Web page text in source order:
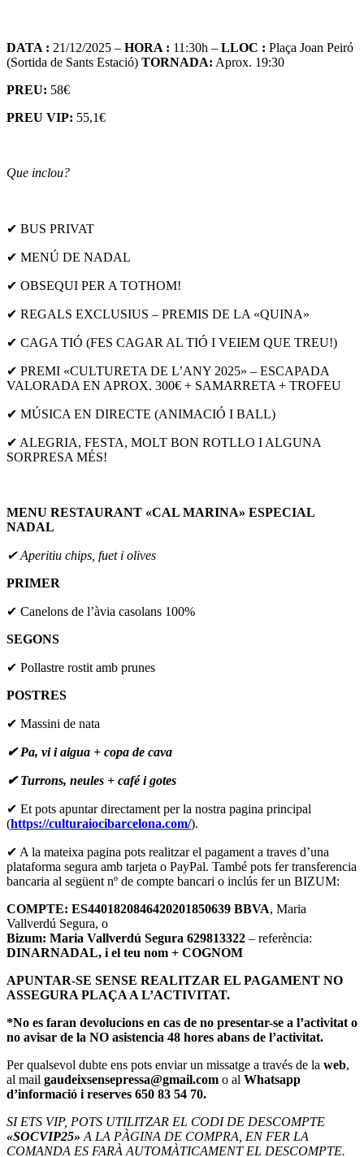
DATA : 21/12/2025 – HORA : 11:30h – LLOC : Plaça Joan Peiró
(Sortida de Sants Estació) TORNADA: Aprox. 19:30
PREU: 58€
PREU VIP: 55,1€
Que inclou?
✔ BUS PRIVAT
✔ MENÚ DE NADAL
✔ OBSEQUI PER A TOTHOM!
✔ REGALS EXCLUSIUS – PREMIS DE LA «QUINA»
✔ CAGA TIÓ (FES CAGAR AL TIÓ I VEIEM QUE TREU!)
✔ PREMI «CULTURETA DE L’ANY 2025» – ESCAPADA
VALORADA EN APROX. 300€ + SAMARRETA + TROFEU
✔ MÚSICA EN DIRECTE (ANIMACIÓ I BALL)
✔ ALEGRIA, FESTA, MOLT BON ROTLLO I ALGUNA
SORPRESA MÉS!
MENU RESTAURANT «CAL MARINA» ESPECIAL
NADAL
✔ Aperitiu chips, fuet i olives
PRIMER
✔ Canelons de l’àvia casolans 100%
SEGONS
✔ Pollastre rostit amb prunes
POSTRES
✔ Massini de nata
✔ Pa, vi i aigua + copa de cava
✔ Turrons, neules + café i gotes
✔ Et pots apuntar directament per la nostra pagina principal
(https://culturaiocibarcelona.com/).
✔ A la mateixa pagina pots realitzar el pagament a traves d’una
plataforma segura amb tarjeta o PayPal. També pots fer transferencia
bancaria al següent nº de compte bancari o inclús fer un BIZUM:
COMPTE: ES4401820846420201850639 BBVA, Maria
Vallverdú Segura, o
Bizum: Maria Vallverdú Segura 629813322 – referència:
DINARNADAL, i el teu nom + COGNOM
APUNTAR-SE SENSE REALITZAR EL PAGAMENT NO
ASSEGURA PLAÇA A L’ACTIVITAT.
*No es faran devolucions en cas de no presentar-se a l’activitat o
no avisar de la NO asistencia 48 hores abans de l’activitat.
Per qualsevol dubte ens pots enviar un missatge a través de la web,
al mail gaudeixsensepressa@gmail.com o al Whatsapp
d’informació i reserves 650 83 54 70.
SI ETS VIP, POTS UTILITZAR EL CODI DE DESCOMPTE
«SOCVIP25» A LA PÀGINA DE COMPRA, EN FER LA
COMANDA ES FARÀ AUTOMÀTICAMENT EL DESCOMPTE.